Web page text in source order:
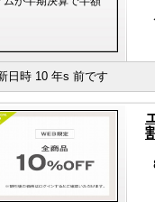
日時 10 年s 前です